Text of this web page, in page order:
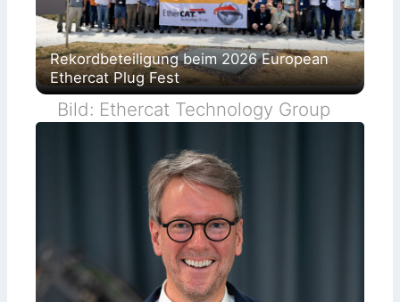
Rekordbeteiligung beim 2026 European
Ethercat Plug Fest
Bild: Ethercat Technology Group